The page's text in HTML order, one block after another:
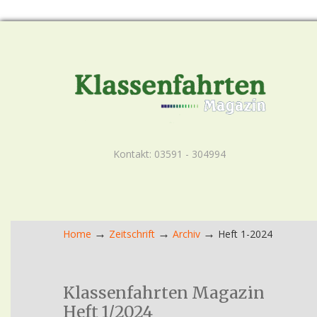
Kontakt: 03591 - 304994
Home → Zeitschrift → Archiv → Heft 1-2024
Klassenfahrten Magazin
Heft 1/2024